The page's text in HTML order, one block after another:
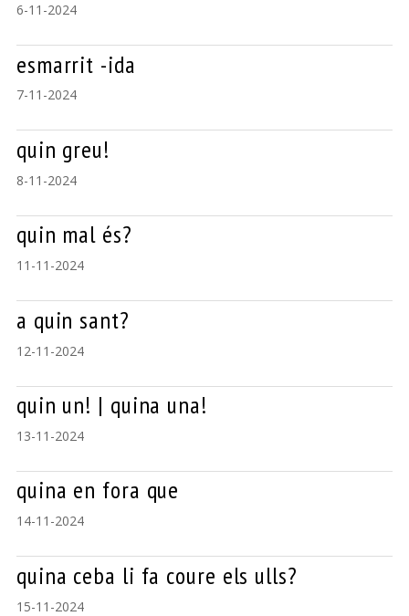
6-11-2024
esmarrit -ida
7-11-2024
quin greu!
8-11-2024
quin mal és?
11-11-2024
a quin sant?
12-11-2024
quin un! | quina una!
13-11-2024
quina en fora que
14-11-2024
quina ceba li fa coure els ulls?
15-11-2024